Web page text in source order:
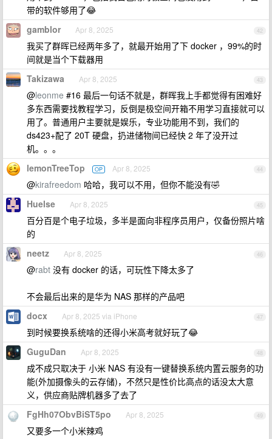
带的软件够用了😂
42
gamblor Apr 8, 2025
我买了群晖已经两年多了，就最开始用了下 docker ，99%的时
间就是当个下载器用
43
Takizawa Apr 8, 2025
@leonme #16 最后一句话不就是，群晖我上手都觉得有困难好
多东西需要找教程学习，反倒是极空间开箱不用学习直接就可以
用了。普通用户主要就是娱乐，专业功能用不到，我们的
ds423+配了 20T 硬盘，扔进储物间已经快 2 年了没开过
机。。。
44
lemonTreeTop OP Apr 8, 2025
@kirafreedom 哈哈，我可以不用，但你不能没有🤣
45
Huelse Apr 8, 2025
百分百是个电子垃圾，多半是面向非程序员用户，仅备份照片啥
的
46
neetz Apr 8, 2025
@rabt 没有 docker 的话，可玩性下降太多了
不会最后出来的是华为 NAS 那样的产品吧
47
docx Apr 8, 2025 via iPhone
到时候要换系统啥的还得小米高考就好玩了😂
48
GuguDan Apr 8, 2025
成不成只取决于 小米 NAS 有没有一键替换系统内置云服务的功
能(外加摄像头的云存储)，不然只是性价比高点的话没太大意
义，供应商贴牌机器多了去了
49
FgHh07ObvBiST5po Apr 8, 2025
又要多一个小米辣鸡